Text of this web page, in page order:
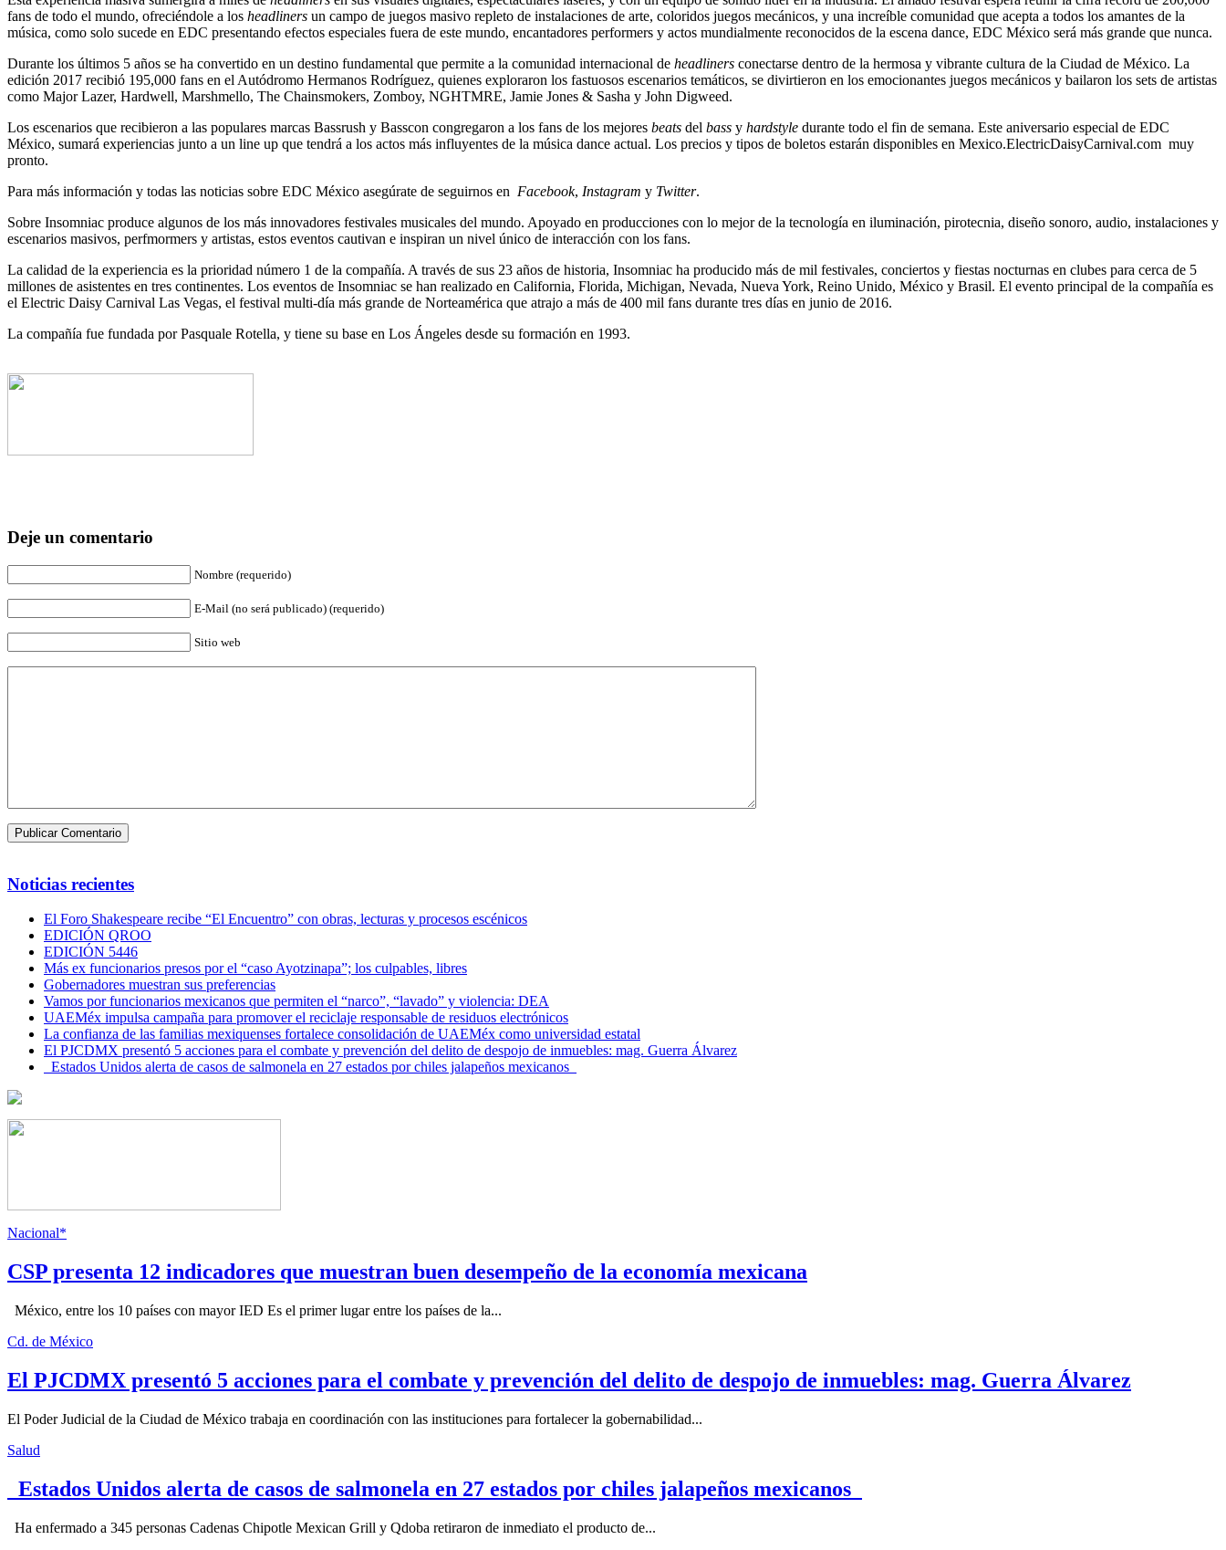
fans de todo el mundo, ofreciéndole a los headliners un campo de juegos masivo repleto de instalaciones de arte, coloridos juegos mecánicos, y una increíble comunidad que acepta a todos los amantes de la
música, como solo sucede en EDC presentando efectos especiales fuera de este mundo, encantadores performers y actos mundialmente reconocidos de la escena dance, EDC México será más grande que nunca.
Durante los últimos 5 años se ha convertido en un destino fundamental que permite a la comunidad internacional de headliners conectarse dentro de la hermosa y vibrante cultura de la Ciudad de México. La
edición 2017 recibió 195,000 fans en el Autódromo Hermanos Rodríguez, quienes exploraron los fastuosos escenarios temáticos, se divirtieron en los emocionantes juegos mecánicos y bailaron los sets de artistas
como Major Lazer, Hardwell, Marshmello, The Chainsmokers, Zomboy, NGHTMRE, Jamie Jones & Sasha y John Digweed.
Los escenarios que recibieron a las populares marcas Bassrush y Basscon congregaron a los fans de los mejores beats del bass y hardstyle durante todo el fin de semana. Este aniversario especial de EDC
México, sumará experiencias junto a un line up que tendrá a los actos más influyentes de la música dance actual. Los precios y tipos de boletos estarán disponibles en Mexico.ElectricDaisyCarnival.com muy
pronto.
Para más información y todas las noticias sobre EDC México asegúrate de seguirnos en Facebook, Instagram y Twitter.
Sobre Insomniac produce algunos de los más innovadores festivales musicales del mundo. Apoyado en producciones con lo mejor de la tecnología en iluminación, pirotecnia, diseño sonoro, audio, instalaciones y
escenarios masivos, perfmormers y artistas, estos eventos cautivan e inspiran un nivel único de interacción con los fans.
La calidad de la experiencia es la prioridad número 1 de la compañía. A través de sus 23 años de historia, Insomniac ha producido más de mil festivales, conciertos y fiestas nocturnas en clubes para cerca de 5
millones de asistentes en tres continentes. Los eventos de Insomniac se han realizado en California, Florida, Michigan, Nevada, Nueva York, Reino Unido, México y Brasil. El evento principal de la compañía es
el Electric Daisy Carnival Las Vegas, el festival multi-día más grande de Norteamérica que atrajo a más de 400 mil fans durante tres días en junio de 2016.
La compañía fue fundada por Pasquale Rotella, y tiene su base en Los Ángeles desde su formación en 1993.
Deje un comentario
Nombre (requerido)
E-Mail (no será publicado) (requerido)
Sitio web
Noticias recientes
El Foro Shakespeare recibe “El Encuentro” con obras, lecturas y procesos escénicos
EDICIÓN QROO
EDICIÓN 5446
Más ex funcionarios presos por el “caso Ayotzinapa”; los culpables, libres
Gobernadores muestran sus preferencias
Vamos por funcionarios mexicanos que permiten el “narco”, “lavado” y violencia: DEA
UAEMéx impulsa campaña para promover el reciclaje responsable de residuos electrónicos
La confianza de las familias mexiquenses fortalece consolidación de UAEMéx como universidad estatal
El PJCDMX presentó 5 acciones para el combate y prevención del delito de despojo de inmuebles: mag. Guerra Álvarez
Estados Unidos alerta de casos de salmonela en 27 estados por chiles jalapeños mexicanos
Nacional*
CSP presenta 12 indicadores que muestran buen desempeño de la economía mexicana
México, entre los 10 países con mayor IED Es el primer lugar entre los países de la...
Cd. de México
El PJCDMX presentó 5 acciones para el combate y prevención del delito de despojo de inmuebles: mag. Guerra Álvarez
El Poder Judicial de la Ciudad de México trabaja en coordinación con las instituciones para fortalecer la gobernabilidad...
Salud
Estados Unidos alerta de casos de salmonela en 27 estados por chiles jalapeños mexicanos
Ha enfermado a 345 personas Cadenas Chipotle Mexican Grill y Qdoba retiraron de inmediato el producto de...